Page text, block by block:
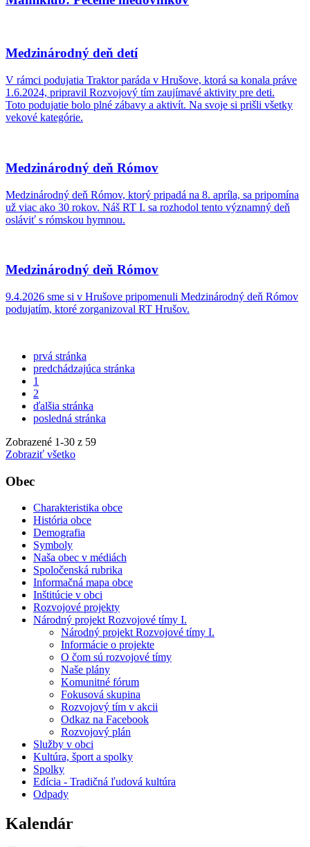
Medzinárodný deň detí
V rámci podujatia Traktor paráda v Hrušove, ktorá sa konala práve
1.6.2024, pripravil Rozvojový tím zaujímavé aktivity pre deti.
Toto podujatie bolo plné zábavy a aktivít. Na svoje si prišli všetky
vekové kategórie.
Medzinárodný deň Rómov
Medzinárodný deň Rómov, ktorý pripadá na 8. apríla, sa pripomína
už viac ako 30 rokov. Náš RT I. sa rozhodol tento významný deň
osláviť s rómskou hymnou.
Medzinárodný deň Rómov
9.4.2026 sme si v Hrušove pripomenuli Medzinárodný deň Rómov
podujatím, ktoré zorganizoval RT Hrušov.
prvá stránka
predchádzajúca stránka
1
2
ďalšia stránka
posledná stránka
Zobrazené 1-30 z 59
Zobraziť všetko
Obec
Charakteristika obce
História obce
Demografia
Symboly
Naša obec v médiách
Spoločenská rubrika
Informačná mapa obce
Inštitúcie v obci
Rozvojové projekty
Národný projekt Rozvojové tímy I.
Národný projekt Rozvojové tímy I.
Informácie o projekte
O čom sú rozvojové tímy
Naše plány
Komunitné fórum
Fokusová skupina
Rozvojový tím v akcii
Odkaz na Facebook
Rozvojový plán
Služby v obci
Kultúra, šport a spolky
Spolky
Edícia - Tradičná ľudová kultúra
Odpady
Kalendár